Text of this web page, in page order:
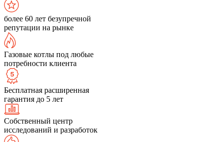
более 60 лет безупречной
репутации на рынке
Газовые котлы под любые
потребности клиента
Бесплатная расширенная
гарантия до 5 лет
Собственный центр
исследований и разработок